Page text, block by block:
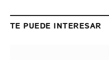
TE PUEDE INTERESAR